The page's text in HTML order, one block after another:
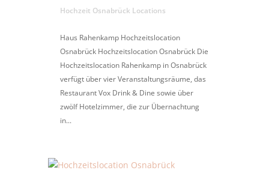
Hochzeit Osnabrück Locations
Haus Rahenkamp Hochzeitslocation
Osnabrück Hochzeitslocation Osnabrück Die
Hochzeitslocation Rahenkamp in Osnabrück
verfügt über vier Veranstaltungsräume, das
Restaurant Vox Drink & Dine sowie über
zwölf Hotelzimmer, die zur Übernachtung
in...